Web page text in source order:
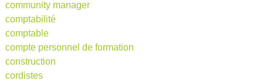
community manager
comptabilité
comptable
compte personnel de formation
construction
cordistes